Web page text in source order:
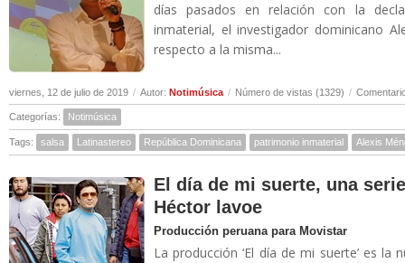
días pasados en relación con la
inmaterial, el investigador dominicano
respecto a la misma...
viernes, 12 de julio de 2019 / Autor: Notimúsica / Número de vistas (1329) /
Categorías: Notimúsica
Tags: salsa Latinastereo República Dominicana patrimonio inmaterial Alexis
El día de mi suerte, una
Héctor lavoe
Producción peruana para Movistar
La producción ‘El día de mi suerte’ es